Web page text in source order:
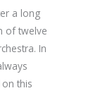
a long
of twelve
In
this